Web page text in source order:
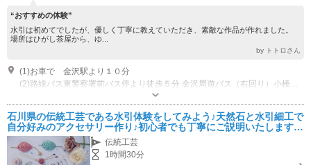
“おすすめの体験”
水引は初めてでしたが、優しく丁寧に教えていただき、素敵な作品が作れました。
場所はひがし茶屋から、ゆ...
by トトロさん
(1)お車で 金沢駅より１０分
営業時間：９時～１７時（最終受付１６時）
石川県の伝統工芸である水引体験をしてみよう♪天然石と水引細工で
自分好みのアクセサリー作り♪初心者でも丁寧にご説明いたします♪
＜ファミリー・カップル・女性にもおすすめ♪＞
伝統工芸
1時間30分